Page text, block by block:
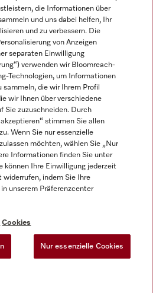
auf LinkedIn
Miele auf LinkedIn
die Informationen über
und uns dabei helfen, Ihr
und zu verbessern. Die
von Anzeigen
separaten Einwilligung
verwenden wir Bloomreach-
Technologien, um Informationen
die wir Ihrem Profil
wir Ihnen über verschiedene
Sie zuzuschneiden. Durch
stimmen Sie allen
Wenn Sie nur essenzielle
möchten, wählen Sie „Nur
Informationen finden Sie unter
können Ihre Einwilligung jederzeit
indem Sie Ihre
unserem Präferenzcenter
Cookies
Nur essenzielle Cookies